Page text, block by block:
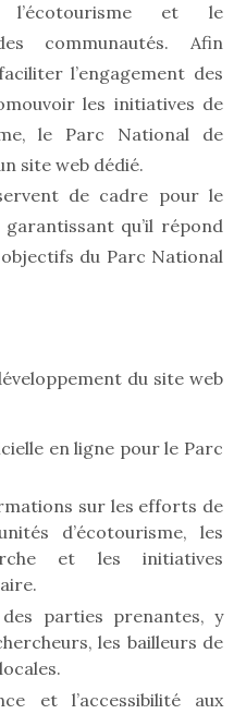
et le
communautés. Afin
l’engagement des
les initiatives de
le Parc National de
site web dédié.
de cadre pour le
qu’il répond
du Parc National
du site web
en ligne pour le Parc
sur les efforts de
d’écotourisme, les
et les initiatives
des parties prenantes, y
les bailleurs de
et l’accessibilité aux